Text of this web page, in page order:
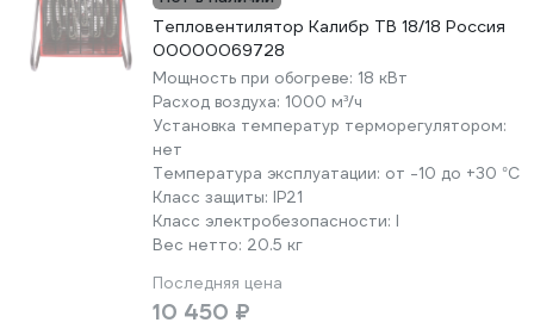
Тепловентилятор Калибр ТВ 18/18 Россия
00000069728
Мощность при обогреве: 18 кВт
Расход воздуха: 1000 м³/ч
Установка температур терморегулятором:
нет
Температура эксплуатации: от -10 до +30 °С
Класс защиты: IP21
Класс электробезопасности: I
Вес нетто: 20.5 кг
Последняя цена
10 450 ₽